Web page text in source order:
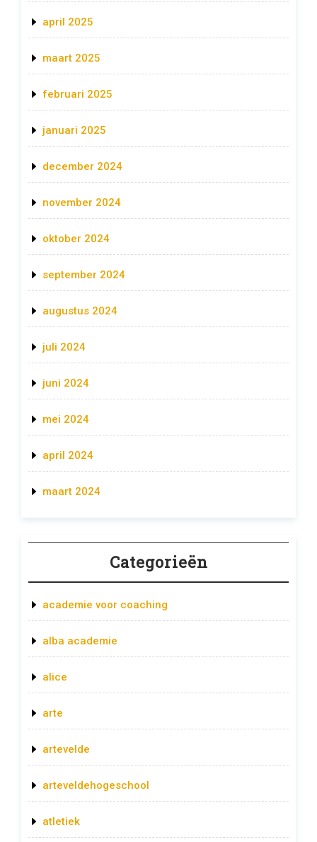
april 2025
maart 2025
februari 2025
januari 2025
december 2024
november 2024
oktober 2024
september 2024
augustus 2024
juli 2024
juni 2024
mei 2024
april 2024
maart 2024
Categorieën
academie voor coaching
alba academie
alice
arte
artevelde
arteveldehogeschool
atletiek